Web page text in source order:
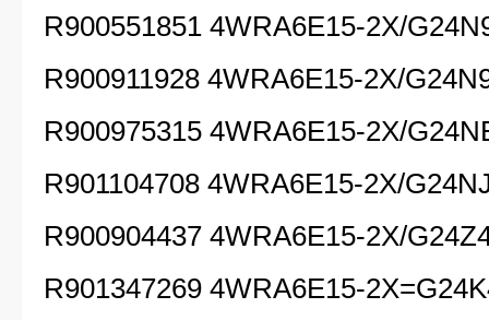
R900551851 4WRA6E15-2X/
R900911928 4WRA6E15-2X/
R900975315 4WRA6E15-2X/
R901104708 4WRA6E15-2X/
R900904437 4WRA6E15-2X/
R901347269 4WRA6E15-